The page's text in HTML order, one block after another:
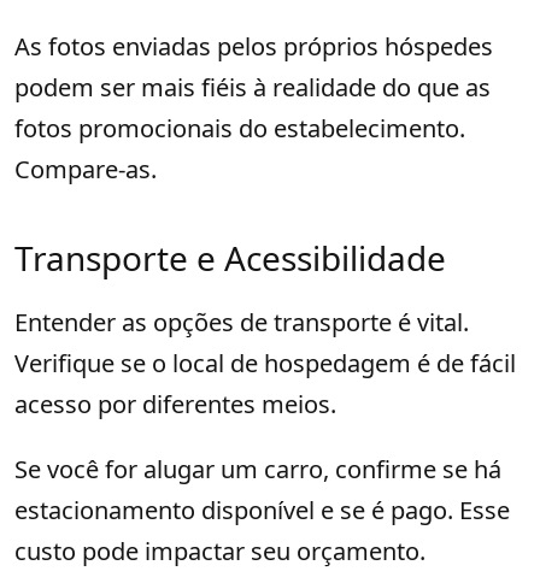
As fotos enviadas pelos próprios hóspedes
podem ser mais fiéis à realidade do que as
fotos promocionais do estabelecimento.
Compare-as.
Transporte e Acessibilidade
Entender as opções de transporte é vital.
Verifique se o local de hospedagem é de fácil
acesso por diferentes meios.
Se você for alugar um carro, confirme se há
estacionamento disponível e se é pago. Esse
custo pode impactar seu orçamento.